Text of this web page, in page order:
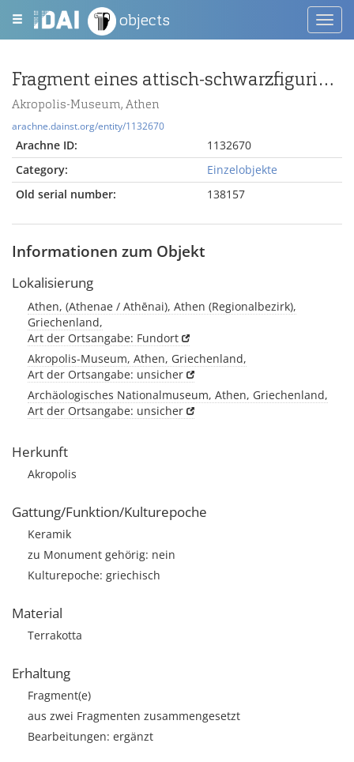
objects
Fragment eines attisch-schwarzfigurigen Gefäßes mit weiblichen Darstellungen
Akropolis-Museum, Athen
arachne.dainst.org/entity/1132670
Arachne ID:
1132670
Category:
Einzelobjekte
Old serial number:
138157
Informationen zum Objekt
Lokalisierung
Athen, (Athenae / Athēnai), Athen (Regionalbezirk),
Griechenland,
Art der Ortsangabe: Fundort
Akropolis-Museum, Athen, Griechenland,
Art der Ortsangabe: unsicher
Archäologisches Nationalmuseum, Athen, Griechenland,
Art der Ortsangabe: unsicher
Herkunft
Akropolis
Gattung/Funktion/Kulturepoche
Keramik
zu Monument gehörig: nein
Kulturepoche: griechisch
Material
Terrakotta
Erhaltung
Fragment(e)
aus zwei Fragmenten zusammengesetzt
Bearbeitungen: ergänzt